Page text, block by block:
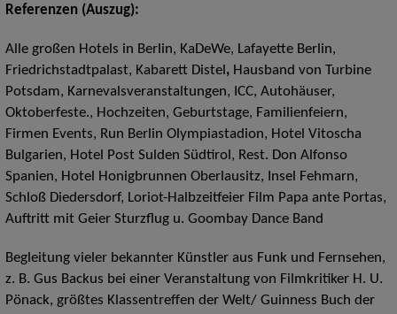
Referenzen (Auszug):
Alle großen Hotels in Berlin, KaDeWe, Lafayette Berlin,
Friedrichstadtpalast, Kabarett Distel,Hausband von Turbine
Potsdam, Karnevalsveranstaltungen, ICC, Autohäuser,
Oktoberfeste., Hochzeiten, Geburtstage, Familienfeiern,
Firmen Events, Run Berlin Olympiastadion, Hotel Vitoscha
Bulgarien, Hotel Post Sulden Südtirol, Rest. Don Alfonso
Spanien, Hotel Honigbrunnen Oberlausitz, Insel Fehmarn,
Schloß Diedersdorf, Loriot-Halbzeitfeier Film Papa ante Portas,
Auftritt mit Geier Sturzflug u. Goombay Dance Band
Begleitung vieler bekannter Künstler aus Funk und Fernsehen,
z. B. Gus Backus bei einer Veranstaltung von Filmkritiker H. U.
Pönack, größtes Klassentreffen der Welt/ Guinness Buch der